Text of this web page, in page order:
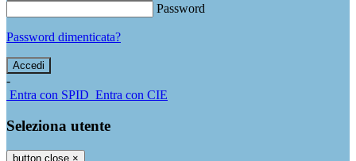
Password
Password dimenticata?
-
Entra con SPID Entra con CIE
Seleziona utente
button close ×